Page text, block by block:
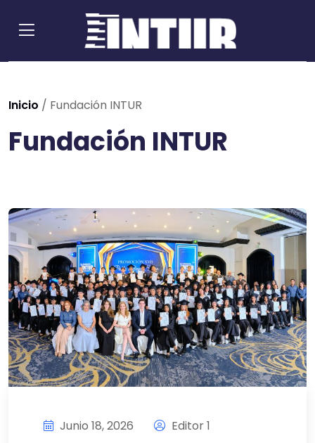
Inicio / Fundación INTUR
Fundación INTUR
Junio 18, 2026 Editor 1